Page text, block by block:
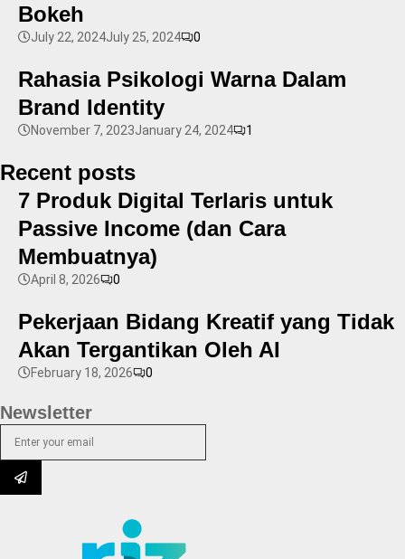
Bokeh
July 22, 2024July 25, 2024 0
Rahasia Psikologi Warna Dalam
Brand Identity
November 7, 2023January 24, 2024 1
Recent posts
7 Produk Digital Terlaris untuk
Passive Income (dan Cara
Membuatnya)
April 8, 2026 0
Pekerjaan Bidang Kreatif yang Tidak
Akan Tergantikan Oleh AI
February 18, 2026 0
Newsletter